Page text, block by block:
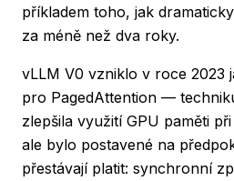
příkladem toho, jak
za méně než dva roky.
vLLM V0 vzniklo v roce 2023
pro PagedAttention —
zlepšila využití GPU paměti
ale bylo postavené na
přestávají platit: synchronní